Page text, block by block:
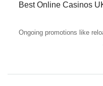
Best Online Casinos
Ongoing promotions like